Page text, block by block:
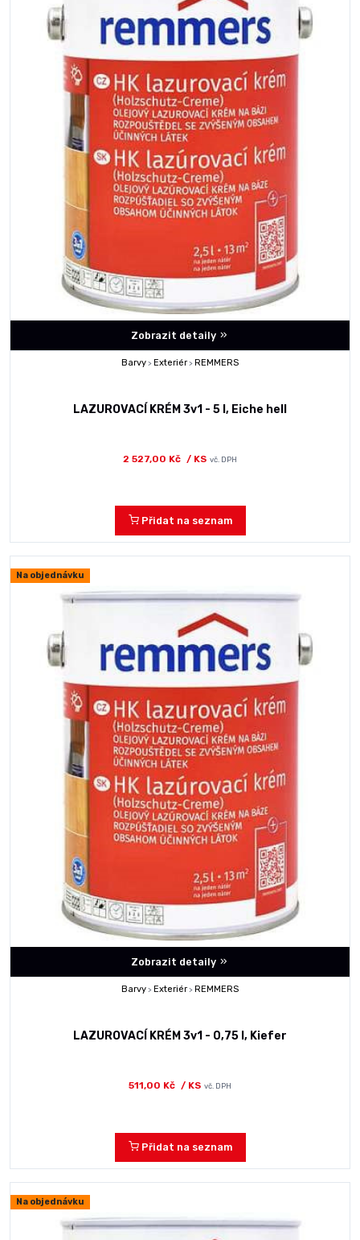
Zobrazit detaily
Barvy>Exteriér>REMMERS
LAZUROVACÍ KRÉM 3v1 - 5 l, Eiche hell
2 527,00 Kč / KS vč. DPH
Přidat na seznam
Na objednávku
Zobrazit detaily
Barvy>Exteriér>REMMERS
LAZUROVACÍ KRÉM 3v1 - 0,75 l, Kiefer
511,00 Kč / KS vč. DPH
Přidat na seznam
Na objednávku